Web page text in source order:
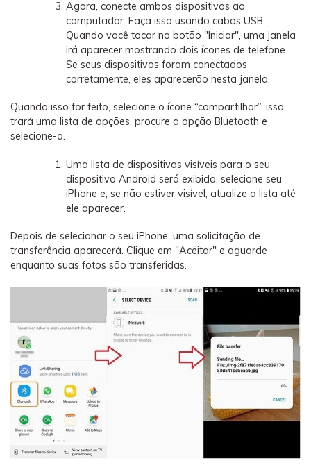
Agora, conecte ambos dispositivos ao
computador. Faça isso usando cabos USB.
Quando você tocar no botão "Iniciar", uma janela
irá aparecer mostrando dois ícones de telefone.
Se seus dispositivos foram conectados
corretamente, eles aparecerão nesta janela.
Quando isso for feito, selecione o ícone “compartilhar”, isso
trará uma lista de opções, procure a opção Bluetooth e
selecione-a.
Uma lista de dispositivos visíveis para o seu
dispositivo Android será exibida, selecione seu
iPhone e, se não estiver visível, atualize a lista até
ele aparecer.
Depois de selecionar o seu iPhone, uma solicitação de
transferência aparecerá. Clique em "Aceitar" e aguarde
enquanto suas fotos são transferidas.